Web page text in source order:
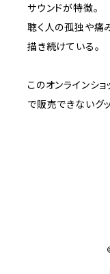
サウンドが特徴。
聴く人の孤独や痛
描き続けている。
このオンライン
で販売できないグ